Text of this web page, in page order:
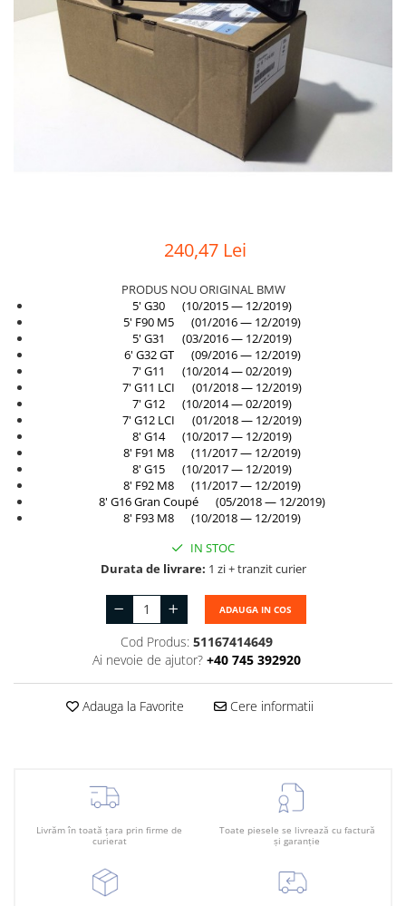
Canal racire
Capac bara
Capac fata motor
Inchidere aripa
Oglindă
Overfender aripa
Panou acoperire trigger
Plafon
Praguri
Rama radiator
Scut motor
Spălător far
Usa spate
Suport motor
TAMPON
Turbocompresor
240,47 Lei
PRODUS NOU ORIGINAL BMW
5' G30 (10/2015 — 12/2019)
5' F90 M5 (01/2016 — 12/2019)
5' G31 (03/2016 — 12/2019)
6' G32 GT (09/2016 — 12/2019)
7' G11 (10/2014 — 02/2019)
7' G11 LCI (01/2018 — 12/2019)
7' G12 (10/2014 — 02/2019)
7' G12 LCI (01/2018 — 12/2019)
8' G14 (10/2017 — 12/2019)
8' F91 M8 (11/2017 — 12/2019)
8' G15 (10/2017 — 12/2019)
8' F92 M8 (11/2017 — 12/2019)
8' G16 Gran Coupé (05/2018 — 12/2019)
8' F93 M8 (10/2018 — 12/2019)
IN STOC
Durata de livrare: 1 zi + tranzit curier
ADAUGA IN COS
Cod Produs: 51167414649
Ai nevoie de ajutor? +40 745 392920
Adauga la Favorite Cere informatii
Livrăm în toată țara prin firme de
curierat
Toate piesele se livrează cu factură
și garanție